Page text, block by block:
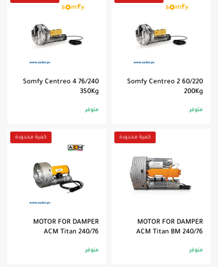
position
Suitable for Rolls up to 6m high
Operating temperature: -20 ° C to +85 ° C
Embedded electron with a disintegration via cable
Somfy Centreo 2 60/220
200Kg
متوفر
Somfy Centreo 4 76/240
350Kg
متوفر
كمية محدودة
MOTOR FOR DAMPER
ACM Titan BM 240/76
متوفر
كمية محدودة
MOTOR FOR DAMPER
ACM Titan 240/76
متوفر